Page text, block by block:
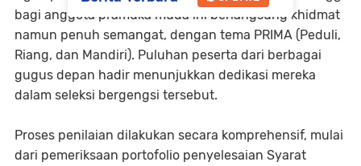
bagi anggota pramuka muda ini berlangsung khidmat
namun penuh semangat, dengan tema PRIMA (Peduli,
Riang, dan Mandiri). Puluhan peserta dari berbagai
gugus depan hadir menunjukkan dedikasi mereka
dalam seleksi bergengsi tersebut.
Proses penilaian dilakukan secara komprehensif, mulai
dari pemeriksaan portofolio penyelesaian Syarat